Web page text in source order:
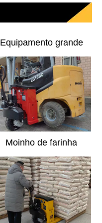
Equipamento grande
Moinho de farinha